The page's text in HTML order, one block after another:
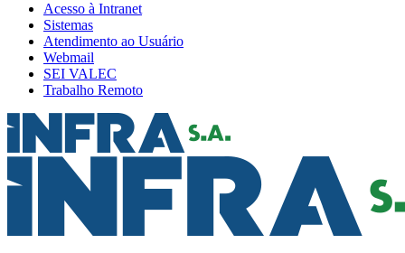
Acesso à Intranet
Sistemas
Atendimento ao Usuário
Webmail
SEI VALEC
Trabalho Remoto